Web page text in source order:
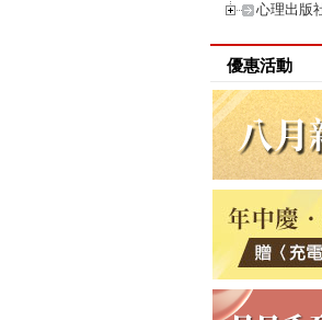
心理出版
優惠活動